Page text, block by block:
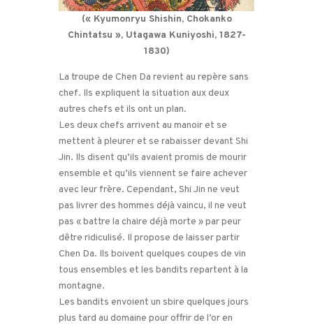
(« Kyumonryu Shishin, Chokanko
Chintatsu », Utagawa Kuniyoshi, 1827-
1830)
La troupe de Chen Da revient au repère sans
chef. Ils expliquent la situation aux deux
autres chefs et ils ont un plan.
Les deux chefs arrivent au manoir et se
mettent à pleurer et se rabaisser devant Shi
Jin. Ils disent qu’ils avaient promis de mourir
ensemble et qu’ils viennent se faire achever
avec leur frère. Cependant, Shi Jin ne veut
pas livrer des hommes déjà vaincu, il ne veut
pas « battre la chaire déjà morte » par peur
dêtre ridiculisé. Il propose de laisser partir
Chen Da. Ils boivent quelques coupes de vin
tous ensembles et les bandits repartent à la
montagne.
Les bandits envoient un sbire quelques jours
plus tard au domaine pour offrir de l’or en